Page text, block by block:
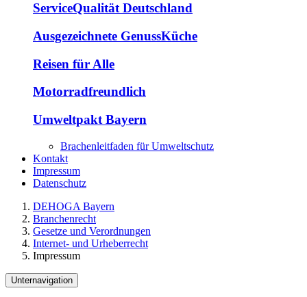
ServiceQualität Deutschland
Ausgezeichnete GenussKüche
Reisen für Alle
Motorradfreundlich
Umweltpakt Bayern
Brachenleitfaden für Umweltschutz
Kontakt
Impressum
Datenschutz
DEHOGA Bayern
Branchenrecht
Gesetze und Verordnungen
Internet- und Urheberrecht
Impressum
Unternavigation